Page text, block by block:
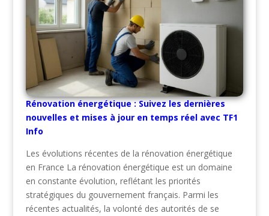
Rénovation énergétique : Suivez les dernières
nouvelles et mises à jour en temps réel avec TF1
Info
Les évolutions récentes de la rénovation énergétique
en France La rénovation énergétique est un domaine
en constante évolution, reflétant les priorités
stratégiques du gouvernement français. Parmi les
récentes actualités, la volonté des autorités de se